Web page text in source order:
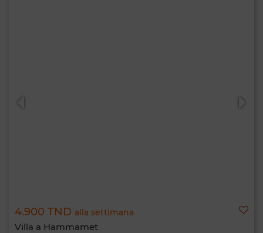
4.900 TND alla settimana
Villa a Hammamet